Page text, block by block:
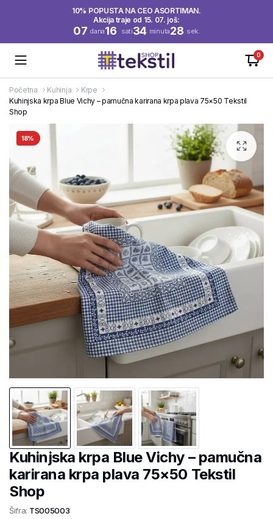
10% POPUSTA NA CEO ASORTIMAN.
Akcija traje od 15. 07. još:
07 dana16 sati34 minuta28 sek.
0
Početna Kuhinja
Krpe
Kuhinjska krpa Blue Vichy – pamučna karirana krpa plava 75×50 Tekstil
Shop
18%
Kuhinjska krpa Blue Vichy – pamučna
karirana krpa plava 75×50 Tekstil
Shop
Šifra: TS005003